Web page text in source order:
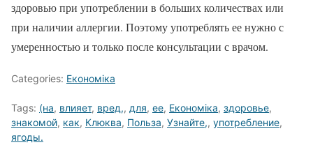
здоровью при употреблении в больших количествах или
при наличии аллергии. Поэтому употреблять ее нужно с
умеренностью и только после консультации с врачом.
Categories: Економіка
Tags: (на, влияет, вред,, для, ее, Економіка, здоровье,
знакомой, как, Клюква, Польза, Узнайте,, употребление,
ягоды.